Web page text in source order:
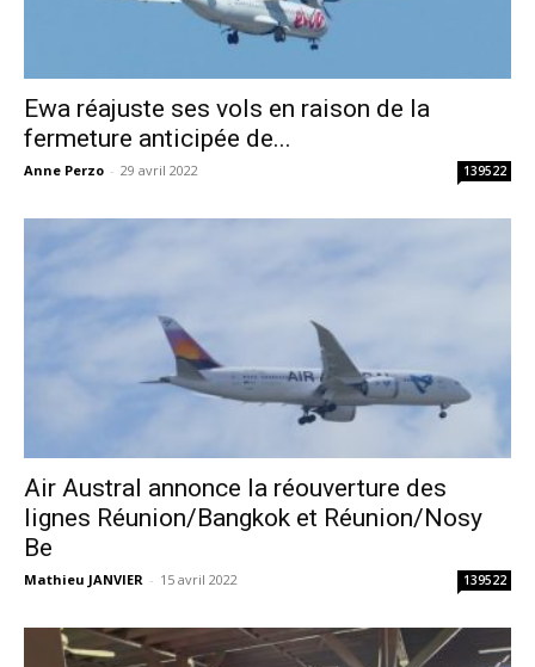
Ewa réajuste ses vols en raison de la
fermeture anticipée de...
Anne Perzo - 29 avril 2022 139522
Air Austral annonce la réouverture des
lignes Réunion/Bangkok et Réunion/Nosy
Be
Mathieu JANVIER - 15 avril 2022 139522